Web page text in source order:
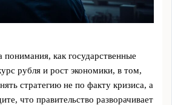
понимания, как государственные
рубля и рост экономики, в том,
стратегию не по факту кризиса, а
что правительство разворачивает